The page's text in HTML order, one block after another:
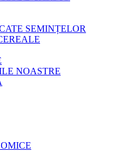
SEMINȚELOR
NOASTRE